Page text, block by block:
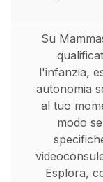
Su
l'infanzia,
autonomia
al tuo
modo
Esplora,